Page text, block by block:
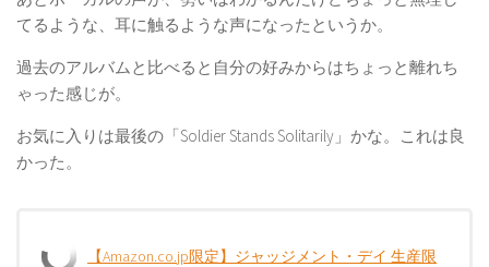
てるような、耳に触るような声になったというか。
過去のアルバムと比べると自分の好みからはちょっと離れち
ゃった感じが。
お気に入りは最後の「Soldier Stands Solitarily」かな。これは良
かった。
【Amazon.co.jp限定】ジャッジメント・デイ 生産限